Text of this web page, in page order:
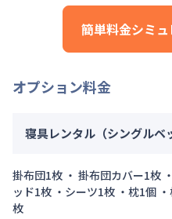
その他費用詳細料金
24,000円/月 (800円/
初期費用詳細料金
にてご利用いただけます
スーパーショート利用時の
月額賃料目安詳細料金（30日
光熱費：24,000円/月 (800円/日
その他費用詳細料金
初期費用詳細料金
契約事務手数料：5,000円/回
簡単料金シミ
オプション料金
寝具レンタル（シングルベ
掛布団1枚 ・ 掛布団カバー1枚
ッド1枚 ・シーツ1枚 ・枕1個
枚